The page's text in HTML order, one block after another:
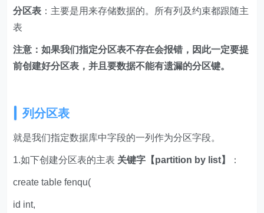
分区表 ：主要是用来存储数据的。所有列及约束都跟随主
表
注意：如果我们指定分区表不存在会报错，因此一定要提
前创建好分区表，并且要数据不能有遗漏的分区键。
列分区表
就是我们指定数据库中字段的一列作为分区字段。
1.如下创建分区表的主表 关键字【partition by list】 ：
create table fenqu(
id int,